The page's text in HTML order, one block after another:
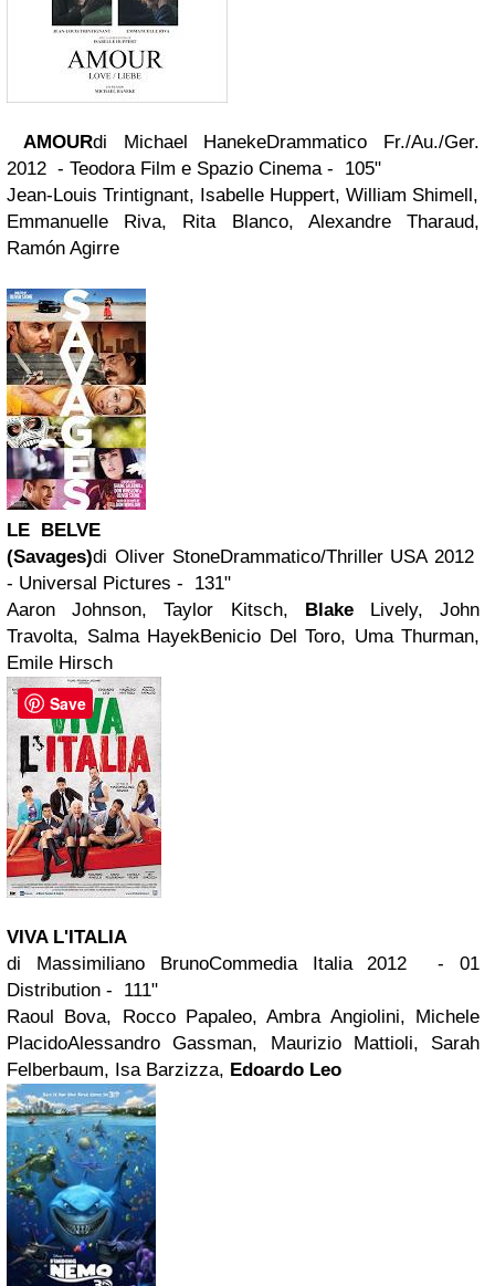
AMOURdi Michael HanekeDrammatico Fr./Au./Ger.
2012 - Teodora Film e Spazio Cinema - 105"
Jean-Louis Trintignant, Isabelle Huppert, William Shimell,
Emmanuelle Riva, Rita Blanco, Alexandre Tharaud,
Ramón Agirre
LE BELVE
(Savages)di Oliver StoneDrammatico/Thriller USA 2012
- Universal Pictures - 131"
Aaron Johnson, Taylor Kitsch, BlakeLively, John
Travolta, Salma HayekBenicio Del Toro, Uma Thurman,
Emile Hirsch
VIVA L'ITALIA
di Massimiliano BrunoCommedia Italia 2012 - 01
Distribution - 111"
Raoul Bova, Rocco Papaleo, Ambra Angiolini, Michele
PlacidoAlessandro Gassman, Maurizio Mattioli, Sarah
Felberbaum, Isa Barzizza, Edoardo Leo
Save